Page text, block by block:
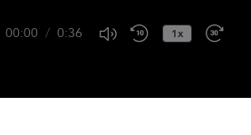
1x
00:00 / 0:36